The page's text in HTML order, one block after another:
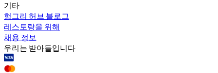
기타
헝그리 허브 블로그
레스토랑을 위해
채용 정보
우리는 받아들입니다